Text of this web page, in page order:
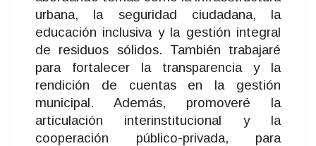
urbana, la seguridad ciudadana, la
educación inclusiva y la gestión integral
de residuos sólidos. También trabajaré
para fortalecer la transparencia y la
rendición de cuentas en la gestión
municipal. Además, promoveré la
articulación interinstitucional y la
cooperación público-privada, para